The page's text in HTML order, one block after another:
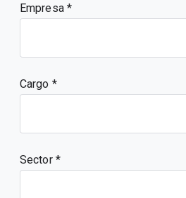
Empresa
Cargo
Sector *